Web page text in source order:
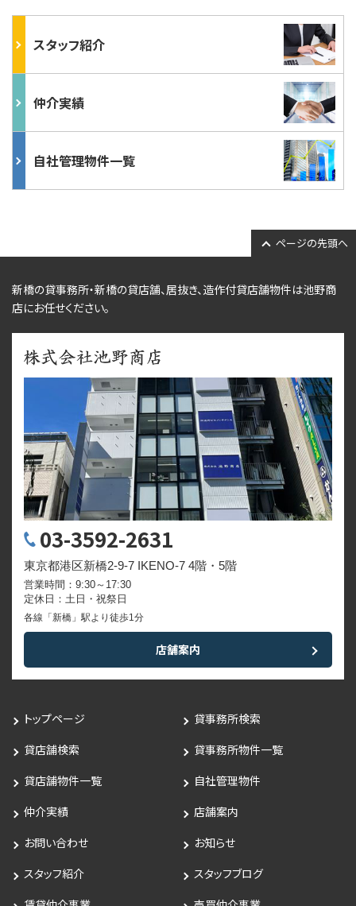
スタッフ紹介
仲介実績
自社管理物件一覧
ページの先頭へ
新橋の貸事務所・新橋の貸店舗、居抜き、造作付貸店舗物件は池野商
店にお任せください。
03-3592-2631
東京都港区新橋2-9-7 IKENO-7 4階・5階
営業時間：9:30～17:30
定休日：土日・祝祭日
各線「新橋」駅より徒歩1分
店舗案内
トップページ
貸事務所検索
貸店舗検索
貸事務所物件一覧
貸店舗物件一覧
自社管理物件
仲介実績
店舗案内
お問い合わせ
お知らせ
スタッフ紹介
スタッフブログ